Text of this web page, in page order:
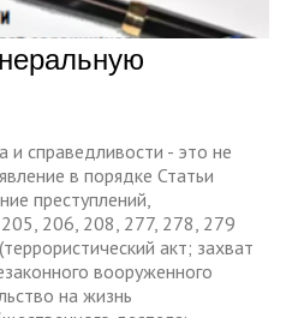
и справедливости - это не
в порядке Статьи
преступлений,
206, 208, 277, 278, 279
акт; захват
вооруженного
на жизнь